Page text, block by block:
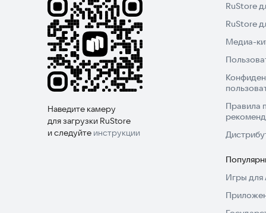
Наведите камеру
для загрузки RuStore
и следуйте инструкции
RuStore
RuStore
Медиа-
Правила
Игры для